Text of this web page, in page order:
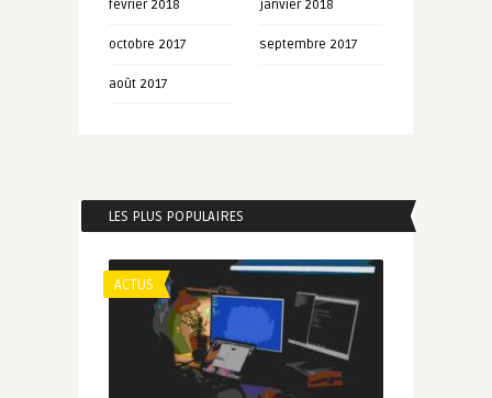
février 2018 janvier 2018
octobre 2017 septembre 2017
août 2017
LES PLUS POPULAIRES
ACTUS